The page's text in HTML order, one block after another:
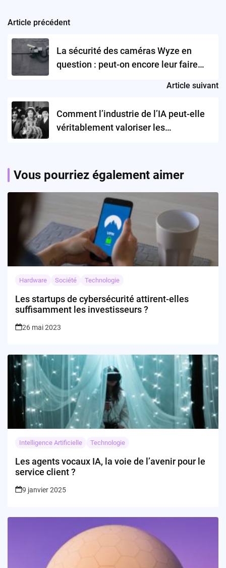
Post
navigation
Article précédent
La sécurité des caméras Wyze en
question : peut-on encore leur faire
Article suivant
Comment l’industrie de l’IA peut-elle
véritablement valoriser les
Vous pourriez également aimer
Hardware Société Technologie
Les startups de cybersécurité attirent-elles
suffisamment les investisseurs ?
26 mai 2023
Intelligence Artificielle Technologie
Les agents vocaux IA, la voie de l’avenir pour le
service client ?
9 janvier 2025